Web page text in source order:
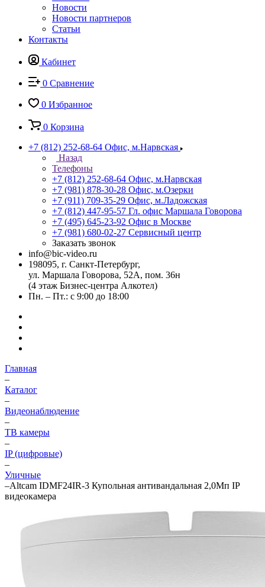
Новости
Новости партнеров
Статьи
Контакты
Кабинет
0 Сравнение
0 Избранное
0 Корзина
+7 (812) 252-68-64 Офис, м.Нарвская
Назад
Телефоны
+7 (812) 252-68-64 Офис, м.Нарвская
+7 (981) 878-30-28 Офис, м.Озерки
+7 (911) 709-35-29 Офис, м.Ладожская
+7 (812) 447-95-57 Гл. офис Маршала Говорова
+7 (495) 645-23-92 Офис в Москве
+7 (981) 680-02-27 Сервисный центр
Заказать звонок
info@bic-video.ru
198095, г. Санкт-Петербург,
ул. Маршала Говорова, 52А, пом. 36н
(4 этаж Бизнес-центра Алкотел)
Пн. – Пт.: с 9:00 до 18:00
Главная
–
Каталог
–
Видеонаблюдение
–
ТВ камеры
–
IP (цифровые)
–
Уличные
–Altcam IDMF24IR-3 Купольная антивандальная 2,0Мп IP
видеокамера